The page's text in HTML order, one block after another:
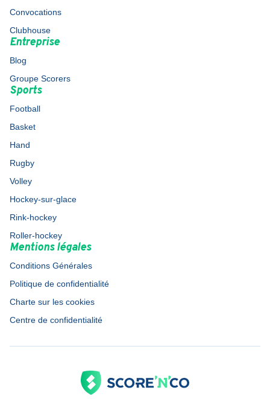
Convocations
Clubhouse
Entreprise
Blog
Groupe Scorers
Sports
Football
Basket
Hand
Rugby
Volley
Hockey-sur-glace
Rink-hockey
Roller-hockey
Mentions légales
Conditions Générales
Politique de confidentialité
Charte sur les cookies
Centre de confidentialité